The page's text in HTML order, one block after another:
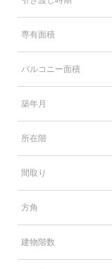
専有面積
バルコニー面積
築年月
所在階
間取り
方角
建物階数